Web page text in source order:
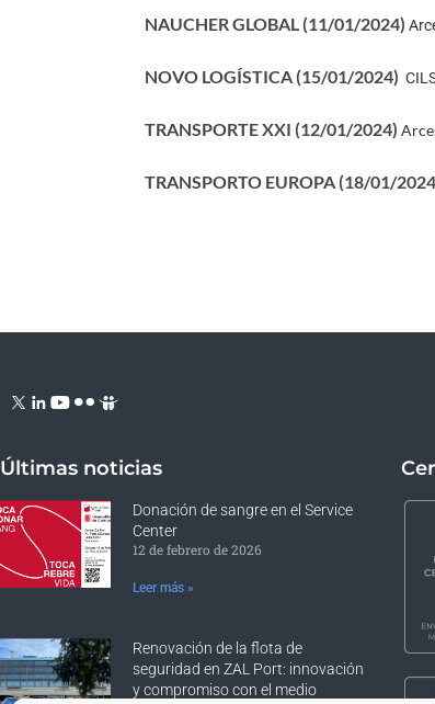
NAUCHER GLOBAL (11/01/2024)
NOVO LOGÍSTICA (15/01/2024)
TRANSPORTE XXI (12/01/2024)
TRANSPORTO EUROPA (18/01/
Últimas noticias
Donación de sangre en el Service
Center
12 de febrero de 2026
Leer más »
Renovación de la flota de
seguridad en ZAL Port: innovación
y compromiso con el medio